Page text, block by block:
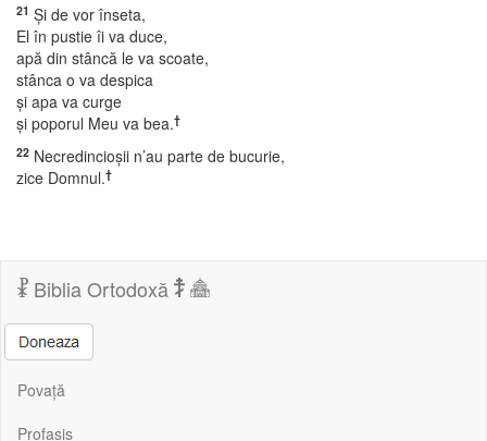
21 Şi de vor înseta,
El în pustie îi va duce,
apă din stâncă le va scoate,
stânca o va despica
şi apa va curge
şi poporul Meu va bea.†
22 Necredincioşii n’au parte de bucurie,
zice Domnul.†
Biblia Ortodoxă
Povață
Profasis